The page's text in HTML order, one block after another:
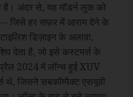
है। अंदर से, यह मॉडर्न लुक को
— जिसे हर सफ़र में आराम देने के
डिज़ाइन के अलावा,
देता है, जो इसे कस्टमर्स के
2024 में लॉन्च हुई XUV
जिसने सबकॉम्पैक्ट एसयूवी